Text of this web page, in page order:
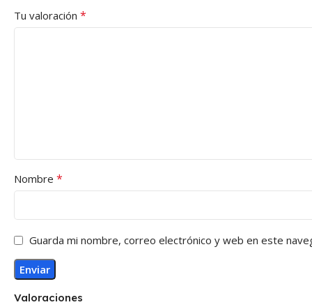
Valoraciones
Tu valoración *
Nombre *
Guarda mi nombre, correo electrónico y web en este